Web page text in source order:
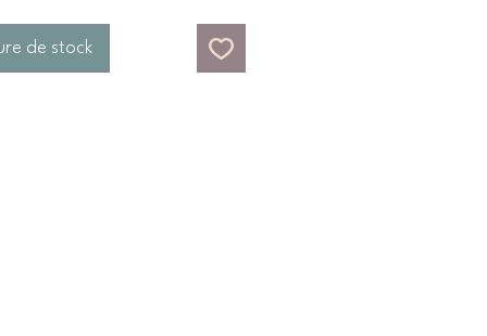
de stock